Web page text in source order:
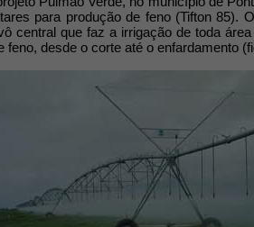
para produção de feno (Tifton 85).
central que faz a irrigação de toda
feno, desde o corte até o enfardamento